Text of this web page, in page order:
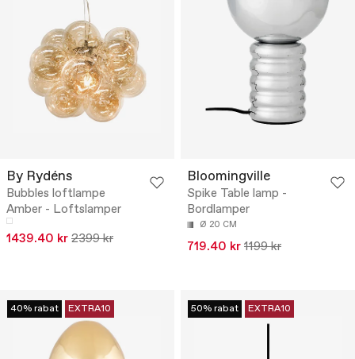
By Rydéns
Bubbles loftlampe
Amber - Loftslamper
1439.40 kr 2399 kr
Bloomingville
Spike Table lamp -
Bordlamper
Ø 20 CM
719.40 kr 1199 kr
40% rabat EXTRA10 50% rabat EXTRA10